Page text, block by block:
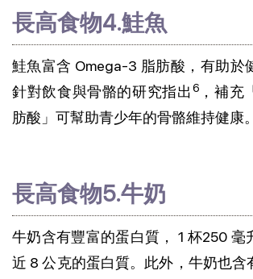
長高食物4.鮭魚
鮭魚富含 Omega-3 脂肪酸，有助於
針對飲食與骨骼的研究指出6，補充
肪酸」可幫助青少年的骨骼維持健康。
長高食物5.牛奶
牛奶含有豐富的蛋白質， 1 杯250 毫
近 8 公克的蛋白質。此外，牛奶也含